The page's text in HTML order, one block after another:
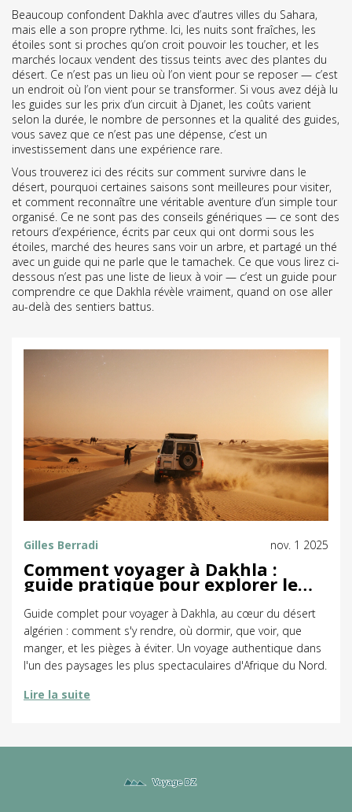
Beaucoup confondent Dakhla avec d’autres villes du Sahara,
mais elle a son propre rythme. Ici, les nuits sont fraîches, les
étoiles sont si proches qu’on croit pouvoir les toucher, et les
marchés locaux vendent des tissus teints avec des plantes du
désert. Ce n’est pas un lieu où l’on vient pour se reposer — c’est
un endroit où l’on vient pour se transformer. Si vous avez déjà lu
les guides sur les prix d’un circuit à Djanet, les coûts varient
selon la durée, le nombre de personnes et la qualité des guides,
vous savez que ce n’est pas une dépense, c’est un
investissement dans une expérience rare.
Vous trouverez ici des récits sur comment survivre dans le
désert, pourquoi certaines saisons sont meilleures pour visiter,
et comment reconnaître une véritable aventure d’un simple tour
organisé. Ce ne sont pas des conseils génériques — ce sont des
retours d’expérience, écrits par ceux qui ont dormi sous les
étoiles, marché des heures sans voir un arbre, et partagé un thé
avec un guide qui ne parle que le tamachek. Ce que vous lirez ci-
dessous n’est pas une liste de lieux à voir — c’est un guide pour
comprendre ce que Dakhla révèle vraiment, quand on ose aller
au-delà des sentiers battus.
Gilles Berradi nov. 1 2025
Comment voyager à Dakhla :
guide pratique pour explorer le
désert algérien
Guide complet pour voyager à Dakhla, au cœur du désert
algérien : comment s'y rendre, où dormir, que voir, que
manger, et les pièges à éviter. Un voyage authentique dans
l'un des paysages les plus spectaculaires d'Afrique du Nord.
Lire la suite